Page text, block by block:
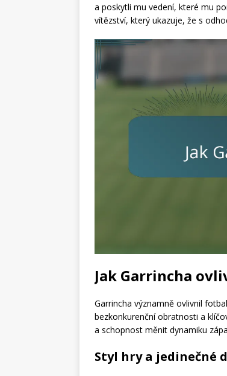
a poskytli mu vedení, které mu
vítězství, který ukazuje, že s
Jak Garrincha
Garrincha významně ovlivnil
bezkonkurenční obratnosti a
a schopnost měnit dynamiku
Styl hry a jedinečné